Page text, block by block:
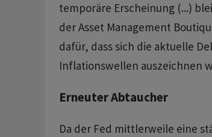
temporäre Erscheinung (...)
der Asset Management
dafür, dass sich die aktuelle
Inflationswellen auszeichnen
Erneuter Abtaucher
Da der Fed mittlerweile eine